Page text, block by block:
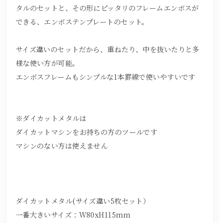
タルのセットと、その形にピッタリのフレームエンボスが
できる、エンボステンプレートのセット。
サイズ違いのセットだから、重ねたり、中を抜いたりと多
様な使い方が可能。
エンボスフレームもシンプルな1本罫線で使いやすいです
※ダイカットメタルは
ダイカットマシンをお持ちの方のツールです
マシンのない方は使えません
ダイカットメタル(サイズ違い5枚セット）
一番大きいサイズ：W80xH115mm